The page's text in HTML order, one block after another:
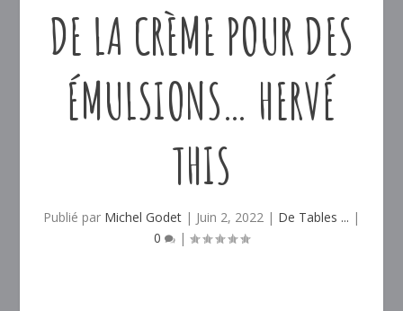
DE LA CRÈME POUR DES
ÉMULSIONS… HERVÉ
THIS
Publié par Michel Godet | Juin 2, 2022 | De Tables ... |
0
|